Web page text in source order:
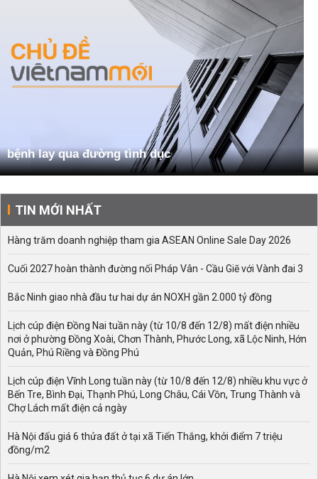
bệnh lay qua đường tình dục
TIN MỚI NHẤT
Hàng trăm doanh nghiệp tham gia ASEAN Online Sale Day 2026
Cuối 2027 hoàn thành đường nối Pháp Vân - Cầu Giẽ với Vành đai 3
Bắc Ninh giao nhà đầu tư hai dự án NOXH gần 2.000 tỷ đồng
Lịch cúp điện Đồng Nai tuần này (từ 10/8 đến 12/8) mất điện nhiều
nơi ở phường Đồng Xoài, Chơn Thành, Phước Long, xã Lộc Ninh, Hớn
Quản, Phú Riềng và Đồng Phú
Lịch cúp điện Vĩnh Long tuần này (từ 10/8 đến 12/8) nhiều khu vực ở
Bến Tre, Bình Đại, Thạnh Phú, Long Châu, Cái Vồn, Trung Thành và
Chợ Lách mất điện cả ngày
Hà Nội đấu giá 6 thửa đất ở tại xã Tiến Thắng, khởi điểm 7 triệu
đồng/m2